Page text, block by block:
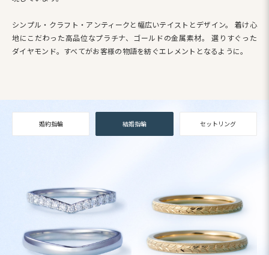
シンプル・クラフト・アンティークと幅広いテイストとデザイン。
着け心
地にこだわった高品位なプラチナ、ゴールドの金属素材。
選りすぐった
ダイヤモンド。すべてがお客様の物語を紡ぐエレメントとなるように。
婚約指輪 結婚指輪 セットリング